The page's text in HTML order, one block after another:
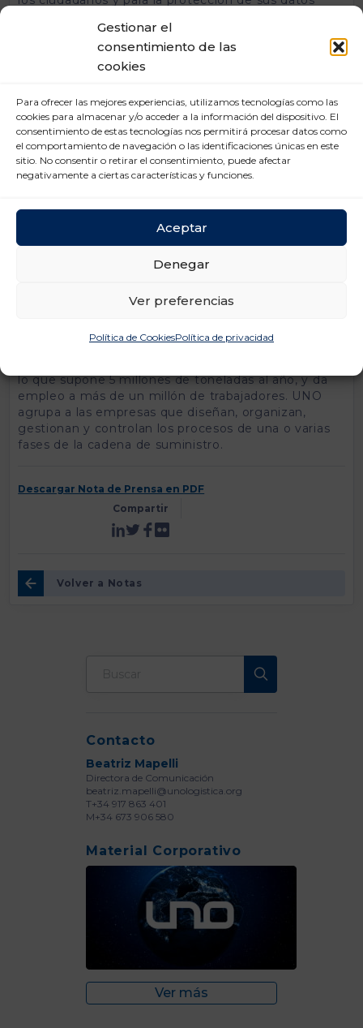
Gestionar el
consentimiento de las
cookies
Para ofrecer las mejores experiencias, utilizamos tecnologías como las
cookies para almacenar y/o acceder a la información del dispositivo. El
consentimiento de estas tecnologías nos permitirá procesar datos como
el comportamiento de navegación o las identificaciones únicas en este
sitio. No consentir o retirar el consentimiento, puede afectar
negativamente a ciertas características y funciones.
Aceptar
Denegar
Ver preferencias
Política de CookiesPolítica de privacidad
La elaboración de estos modelos pretende dotar de
mayor claridad y seguridad jurídica a las empresas
protección de los datos personales sin obstaculizar
el desarrollo de la actividad empresarial. Asimismo,
las empresas asociadas a UNO tendrán acceso a
estos modelos, facilitando su aplicación práctica en
el día a día del sector.
la AEPD para abordar nuevos retos en materia de
protección de datos, reafirmando su compromiso
protección de la información de los ciudadanos.
Sobre UNO Logística
operadores de logística y transporte, un sector que
representa el 7% del PIB. Este ámbito de actividad
lo que supone 5 millones de toneladas al año, y da
empleo a más de un millón de trabajadores. UNO
agrupa a las empresas que diseñan, organizan,
gestionan y controlan los procesos de una o varias
fases de la cadena de suministro.
Descargar Nota de Prensa en PDF
Compartir
Volver a Notas
Contacto
Beatriz Mapelli
Directora de Comunicación
beatriz.mapelli@unologistica.org
T+34 917 863 401
M+34 673 906 580
Material Corporativo
Ver más